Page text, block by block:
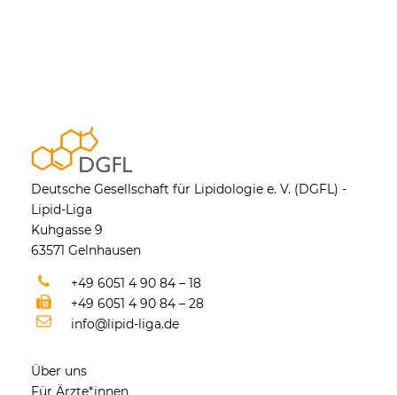
Deutsche Gesellschaft für Lipidologie e. V. (DGFL) -
Lipid-Liga
Kuhgasse 9
63571 Gelnhausen
+49 6051 4 90 84 – 18
+49 6051 4 90 84 – 28
info@lipid-liga.de
Über uns
Für Ärzte*innen